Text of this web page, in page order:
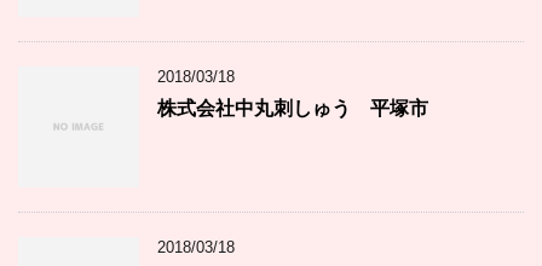
2018/03/18
株式会社中丸刺しゅう 平塚市
2018/03/18